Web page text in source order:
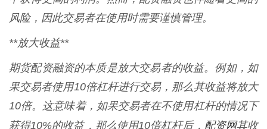
风险，因此交易者在使用时需要谨慎管理。
**放大收益**
期货配资融资的本质是放大交易者的收益。例如，如
果交易者使用10倍杠杆进行交易，那么其收益将放大
10倍。这意味着，如果交易者在不使用杠杆的情况下
获得10%的收益，那么使用10倍杠杆后， 配资网其收